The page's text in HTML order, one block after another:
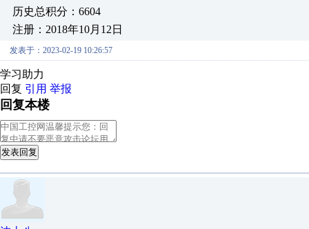
历史总积分：6604
注册：2018年10月12日
发表于：2023-02-19 10:26:57
学习助力
回复 引用 举报
回复本楼
发表回复